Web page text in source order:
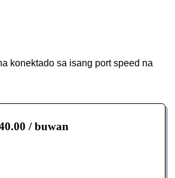
konektado sa isang port speed na
/ buwan